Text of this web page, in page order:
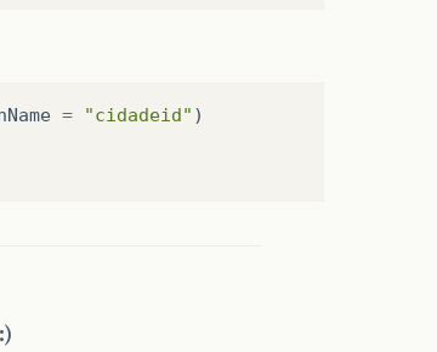
(). openSession
= "cidadeid" )